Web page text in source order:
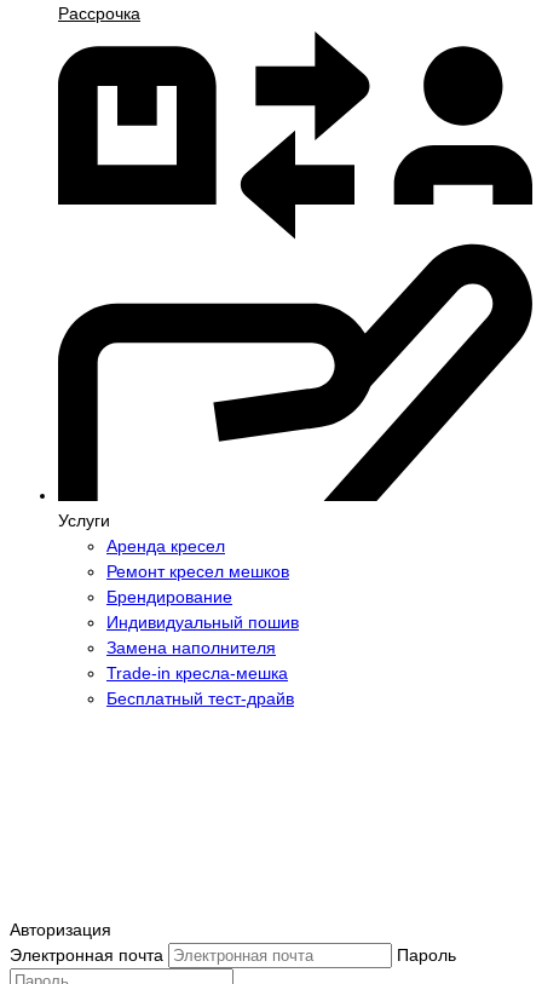
Рассрочка
Услуги
Аренда кресел
Ремонт кресел мешков
Брендирование
Индивидуальный пошив
Замена наполнителя
Trade-in кресла-мешка
Бесплатный тест-драйв
Авторизация
Электронная почта
Пароль